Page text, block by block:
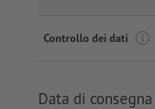
Controllo dei dati
Data di